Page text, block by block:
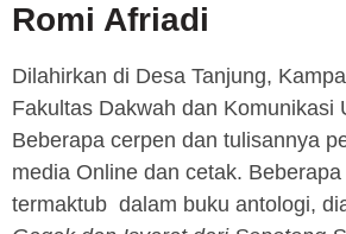
Romi Afriadi
Dilahirkan di Desa Tanjung,
Fakultas Dakwah dan Komunikasi
Beberapa cerpen dan tulisannya
media Online dan cetak.
termaktub dalam buku antologi,